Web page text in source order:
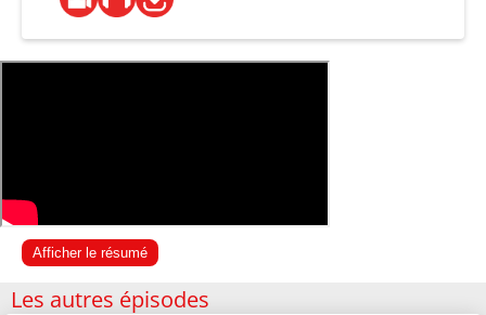
Afficher le résumé
Les autres épisodes